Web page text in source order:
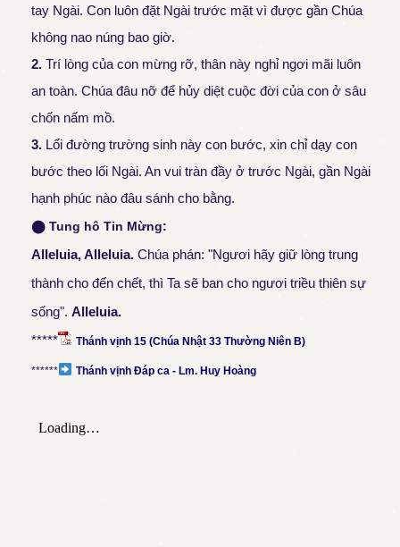
tay Ngài. Con luôn đặt Ngài trước mặt vì được gần Chúa
không nao núng bao giờ.
2. Trí lòng của con mừng rỡ, thân này nghỉ ngơi mãi luôn
an toàn. Chúa đâu nỡ để hủy diệt cuộc đời của con ở sâu
chốn nấm mồ.
3. Lối đường trường sinh này con bước, xin chỉ dạy con
bước theo lối Ngài. An vui tràn đầy ở trước Ngài, gần Ngài
hạnh phúc nào đâu sánh cho bằng.
⬤ Tung hô Tin Mừng:
Alleluia, Alleluia. Chúa phán: "Ngươi hãy giữ lòng trung
thành cho đến chết, thì Ta sẽ ban cho ngươi triều thiên sự
sống". Alleluia.
*****
Thánh vịnh 15 (Chúa Nhật 33 Thường Niên B)
****** Thánh vịnh Đáp ca - Lm. Huy Hoàng